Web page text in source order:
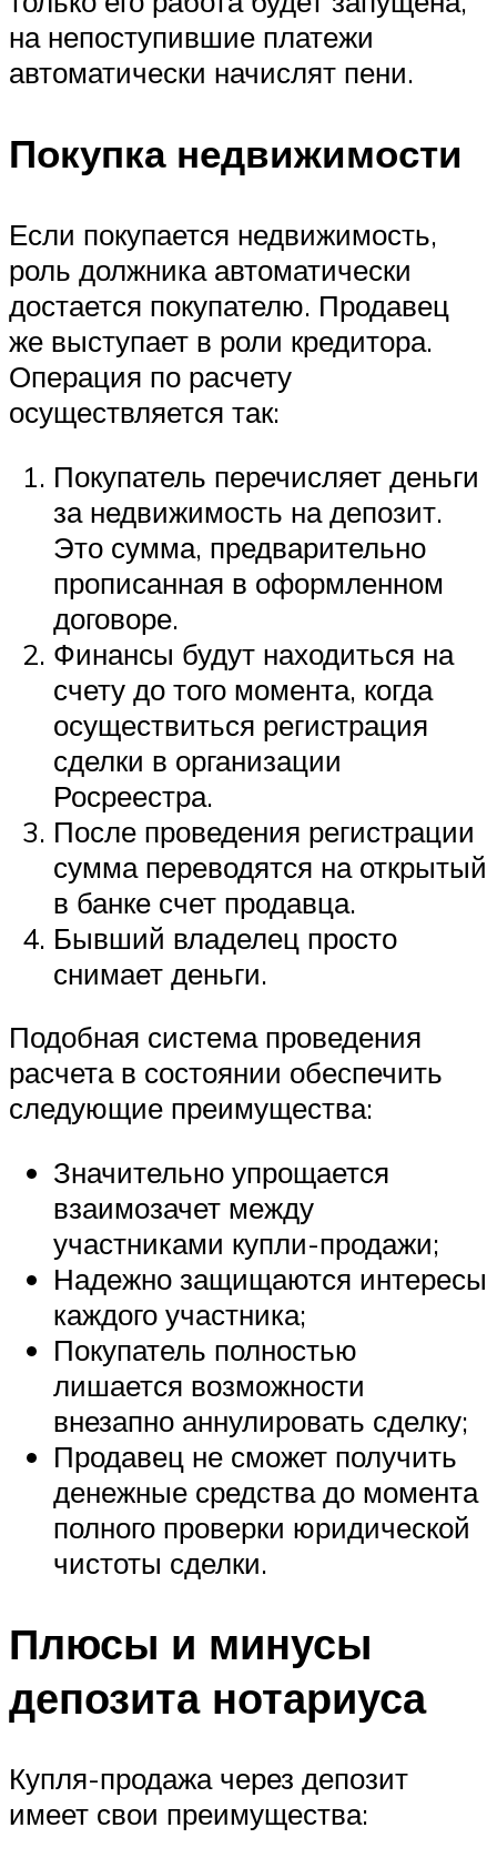
на непоступившие платежи
автоматически начислят пени.
Покупка недвижимости
Если покупается недвижимость,
роль должника автоматически
достается покупателю. Продавец
же выступает в роли кредитора.
Операция по расчету
осуществляется так:
Покупатель перечисляет деньги
за недвижимость на депозит.
Это сумма, предварительно
прописанная в оформленном
договоре.
Финансы будут находиться на
счету до того момента, когда
осуществиться регистрация
сделки в организации
Росреестра.
После проведения регистрации
сумма переводятся на открытый
в банке счет продавца.
Бывший владелец просто
снимает деньги.
Подобная система проведения
расчета в состоянии обеспечить
следующие преимущества:
Значительно упрощается
взаимозачет между
участниками купли-продажи;
Надежно защищаются интересы
каждого участника;
Покупатель полностью
лишается возможности
внезапно аннулировать сделку;
Продавец не сможет получить
денежные средства до момента
полного проверки юридической
чистоты сделки.
Плюсы и минусы
депозита нотариуса
Купля-продажа через депозит
имеет свои преимущества: